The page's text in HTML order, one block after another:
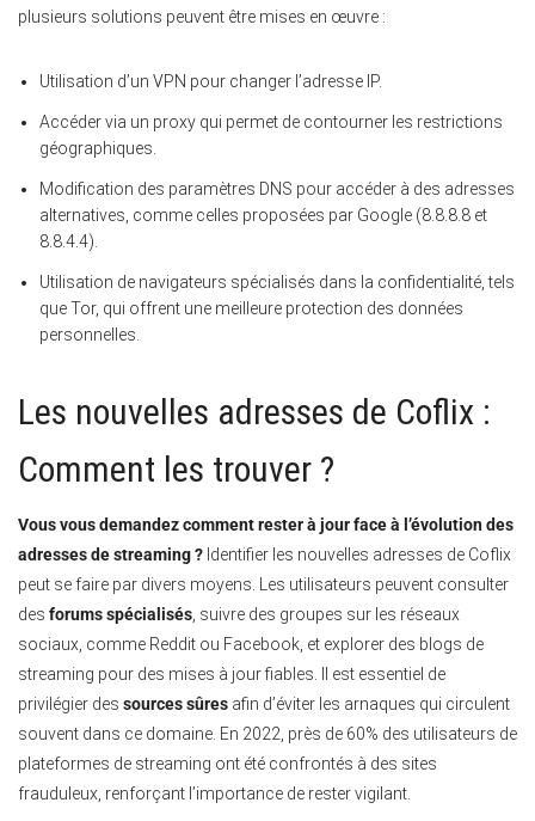
plusieurs solutions peuvent être mises en œuvre :
Utilisation d’un VPN pour changer l’adresse IP.
Accéder via un proxy qui permet de contourner les restrictions
géographiques.
Modification des paramètres DNS pour accéder à des adresses
alternatives, comme celles proposées par Google (8.8.8.8 et
8.8.4.4).
Utilisation de navigateurs spécialisés dans la confidentialité, tels
que Tor, qui offrent une meilleure protection des données
personnelles.
Les nouvelles adresses de Coflix :
Comment les trouver ?
Vous vous demandez comment rester à jour face à l’évolution des
adresses de streaming ? Identifier les nouvelles adresses de Coflix
peut se faire par divers moyens. Les utilisateurs peuvent consulter
des forums spécialisés , suivre des groupes sur les réseaux
sociaux, comme Reddit ou Facebook, et explorer des blogs de
streaming pour des mises à jour fiables. Il est essentiel de
privilégier des sources sûres afin d’éviter les arnaques qui circulent
souvent dans ce domaine. En 2022, près de 60% des utilisateurs de
plateformes de streaming ont été confrontés à des sites
frauduleux, renforçant l’importance de rester vigilant.